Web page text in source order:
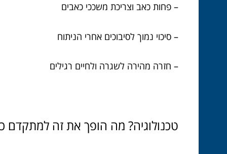
– פחות כאב וצריכת משככי כאבים
– סיכוי נמוך לסיבוכים אחרי הניתוח
– חזרה מהירה לשגרה ולחיים רגילים
טכנולוגיה? מה הופך את זה למתקדם